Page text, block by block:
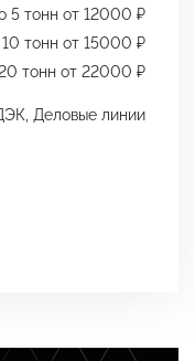
5 тонн от 12000 ₽
10 тонн от 15000 ₽
тонн от 22000 ₽
Деловые линии